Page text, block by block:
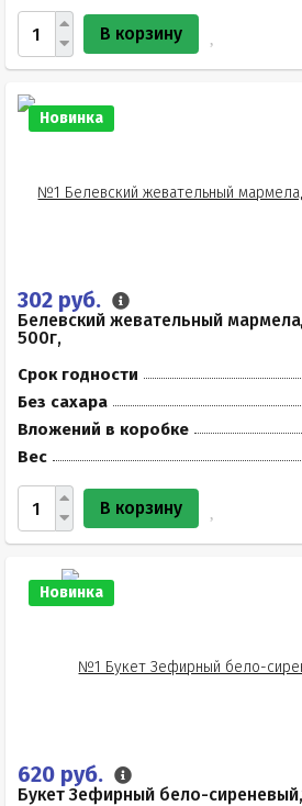
В корзину
Новинка
302 руб.
Белевский жевательный
500г,
Срок годности
Без сахара
Вложений в коробке
Вес
В корзину
Новинка
620 руб.
Букет Зефирный бело-